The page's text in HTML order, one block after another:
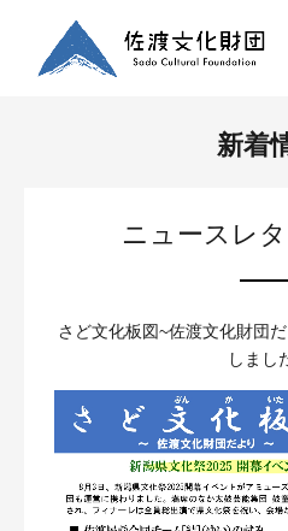
新着
ニュースレ
さど文化板図~佐渡文化財団
しまし